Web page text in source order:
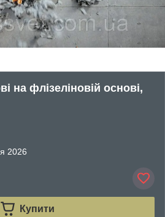
на флізеліновій основі,
2026
Купити